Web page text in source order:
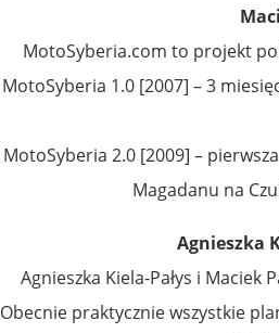
MotoSyberia.com to projekt
MotoSyberia 1.0 [2007] – 3
MotoSyberia 2.0 [2009] –
Magadanu na
Agnieszka
Agnieszka Kiela-Pałys i
Obecnie praktycznie wszystkie